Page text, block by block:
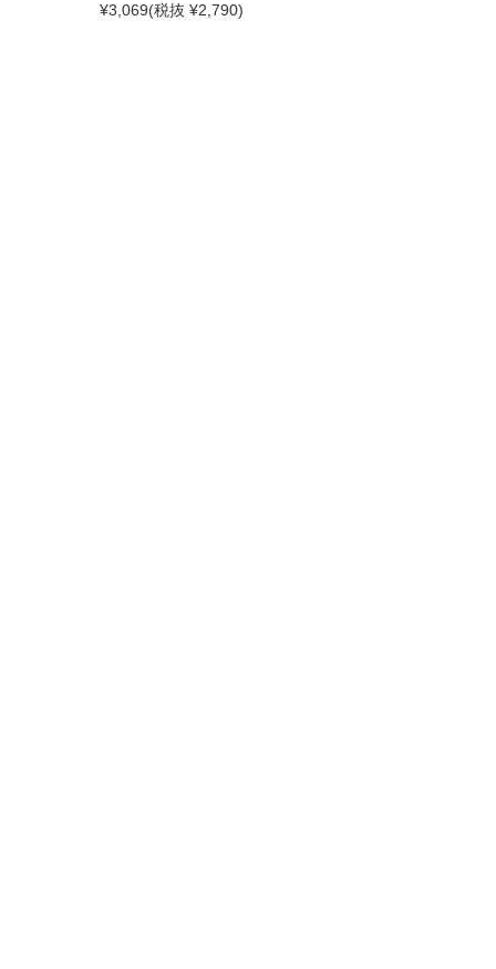
¥3,069(税抜 ¥2,790)